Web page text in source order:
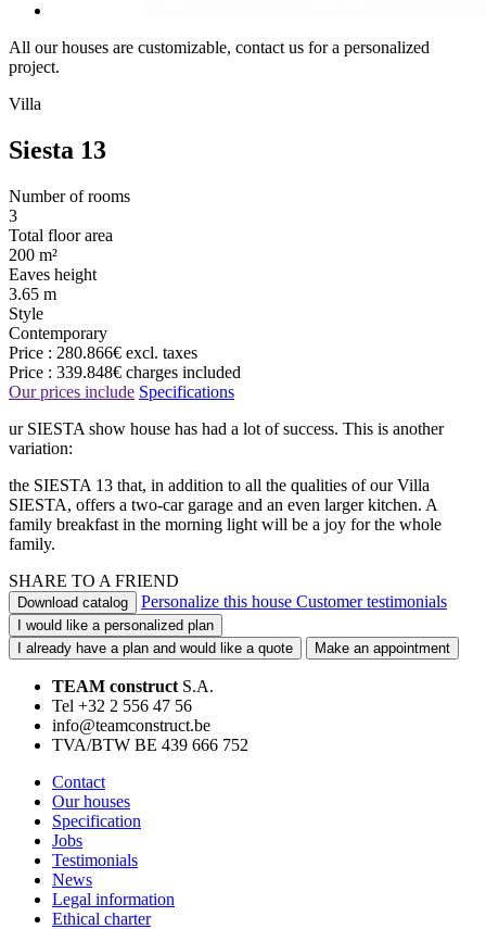
All our houses are customizable, contact us for a personalized
project.
Villa
Siesta 13
Number of rooms
3
Total floor area
200 m²
Eaves height
3.65 m
Style
Contemporary
Price : 280.866€ excl. taxes
Price : 339.848€ charges included
Our prices include Specifications
ur SIESTA show house has had a lot of success. This is another
variation:
the SIESTA 13 that, in addition to all the qualities of our Villa
SIESTA, offers a two-car garage and an even larger kitchen. A
family breakfast in the morning light will be a joy for the whole
family.
SHARE TO A FRIEND
Download catalog Personalize this house Customer testimonials
I would like a personalized plan
I already have a plan and would like a quote
Make an appointment
TEAM construct S.A.
Tel +32 2 556 47 56
info@teamconstruct.be
TVA/BTW BE 439 666 752
Contact
Our houses
Specification
Jobs
Testimonials
News
Legal information
Ethical charter